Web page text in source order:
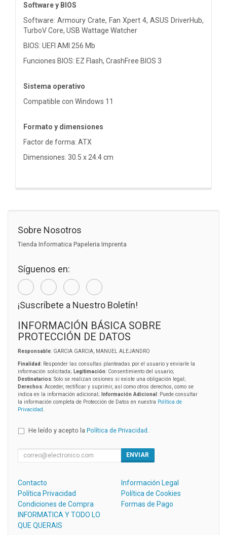
Software y BIOS
Software: Armoury Crate, Fan Xpert 4, ASUS DriverHub,
TurboV Core, USB Wattage Watcher
BIOS: UEFI AMI 256 Mb
Funciones BIOS: EZ Flash, CrashFree BIOS 3
Sistema operativo
Compatible con Windows 11
Formato y dimensiones
Factor de forma: ATX
Dimensiones: 30.5 x 24.4 cm
Sobre Nosotros
Tienda Informatica Papeleria Imprenta
Síguenos en:
¡Suscríbete a Nuestro Boletín!
INFORMACIÓN BÁSICA SOBRE
PROTECCIÓN DE DATOS
Responsable: GARCIA GARCIA, MANUEL ALEJANDRO
Finalidad: Responder las consultas planteadas por el usuario y enviarle la
información solicitada; Legitimación: Consentimiento del usuario;
Destinatarios: Solo se realizan cesiones si existe una obligación legal;
Derechos: Acceder, rectificar y suprimir, así como otros derechos, como se
indica en la información adicional;
Información Adicional : Puede consultar
la información completa de Protección de Datos en nuestra Política de
Privacidad
He leído y acepto la Política de Privacidad
ENVIAR
Contacto
Información Legal
Política Privacidad
Política de Cookies
Condiciones de Compra
Formas de Pago
INFORMATICA Y TODO LO
QUE QUERAIS